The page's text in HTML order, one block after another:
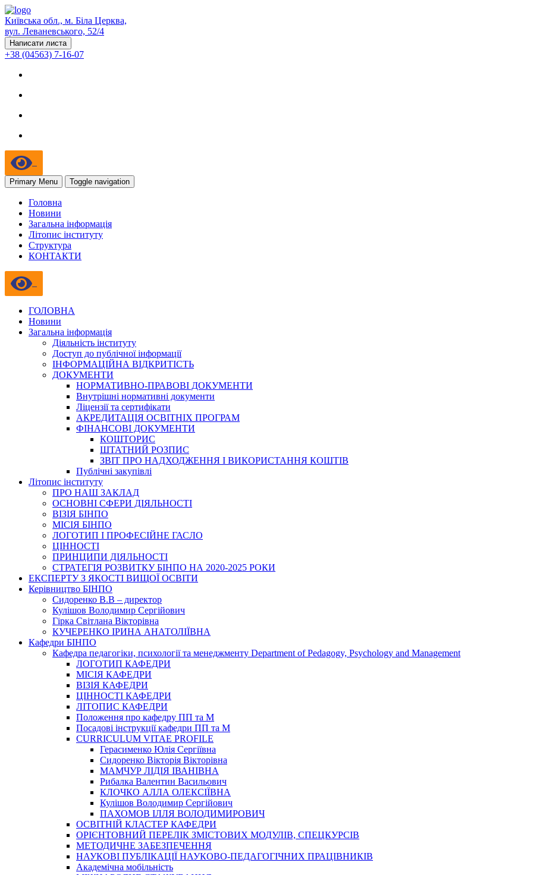
Київська обл., м. Біла Церква,
вул. Леваневського, 52/4
Написати листа
+38 (04563) 7-16-07
Primary Menu Toggle navigation
Головна
Новини
Загальна інформація
Літопис інституту
Структура
КОНТАКТИ
ГОЛОВНА
Новини
Загальна інформація
Діяльність інституту
Доступ до публічної інформації
ІНФОРМАЦІЙНА ВІДКРИТІСТЬ
ДОКУМЕНТИ
НОРМАТИВНО-ПРАВОВІ ДОКУМЕНТИ
Внутрішні нормативні документи
Ліцензії та сертифікати
АКРЕДИТАЦІЯ ОСВІТНІХ ПРОГРАМ
ФІНАНСОВІ ДОКУМЕНТИ
КОШТОРИС
ШТАТНИЙ РОЗПИС
ЗВІТ ПРО НАДХОДЖЕННЯ І ВИКОРИСТАННЯ КОШТІВ
Публічні закупівлі
Літопис інституту
ПРО НАШ ЗАКЛАД
ОСНОВНІ СФЕРИ ДІЯЛЬНОСТІ
ВІЗІЯ БІНПО
МІСІЯ БІНПО
ЛОГОТИП І ПРОФЕСІЙНЕ ГАСЛО
ЦІННОСТІ
ПРИНЦИПИ ДІЯЛЬНОСТІ
СТРАТЕГІЯ РОЗВИТКУ БІНПО НА 2020-2025 РОКИ
ЕКСПЕРТУ З ЯКОСТІ ВИЩОЇ ОСВІТИ
Керівництво БІНПО
Сидоренко В.В – директор
Кулішов Володимир Сергійович
Гірка Світлана Вікторівна
КУЧЕРЕНКО ІРИНА АНАТОЛІЇВНА
Кафедри БІНПО
Кафедра педагогіки, психології та менеджменту Department of Pedagogy, Psychology and Management
ЛОГОТИП КАФЕДРИ
МІСІЯ КАФЕДРИ
ВІЗІЯ КАФЕДРИ
ЦІННОСТІ КАФЕДРИ
ЛІТОПИС КАФЕДРИ
Положення про кафедру ПП та М
Посадові інструкції кафедри ПП та М
CURRICULUM VITAE PROFILE
Герасименко Юлія Сергіївна
Сидоренко Вікторія Вікторівна
МАМЧУР ЛІДІЯ ІВАНІВНА
Рибалка Валентин Васильович
КЛОЧКО АЛЛА ОЛЕКСІЇВНА
Кулішов Володимир Сергійович
ПАХОМОВ ІЛЛЯ ВОЛОДИМИРОВИЧ
ОСВІТНІЙ КЛАСТЕР КАФЕДРИ
ОРІЄНТОВНИЙ ПЕРЕЛІК ЗМІСТОВИХ МОДУЛІВ, СПЕЦКУРСІВ
МЕТОДИЧНЕ ЗАБЕЗПЕЧЕННЯ
НАУКОВІ ПУБЛІКАЦІЇ НАУКОВО-ПЕДАГОГІЧНИХ ПРАЦІВНИКІВ
Академічна мобільність